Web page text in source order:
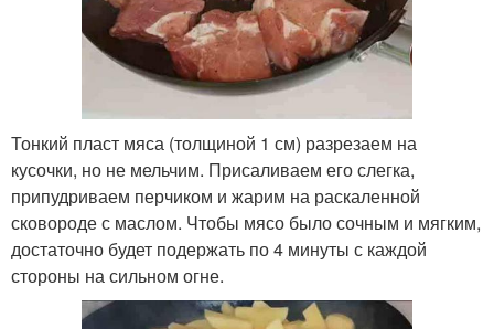
Тонкий пласт мяса (толщиной 1 см) разрезаем на
кусочки, но не мельчим. Присаливаем его слегка,
припудриваем перчиком и жарим на раскаленной
сковороде с маслом. Чтобы мясо было сочным и мягким,
достаточно будет подержать по 4 минуты с каждой
стороны на сильном огне.